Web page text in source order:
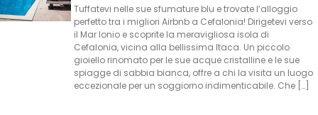
Tuffatevi nelle sue sfumature blu e trovate l’alloggio
perfetto tra i migliori Airbnb a Cefalonia! Dirigetevi verso
il Mar Ionio e scoprite la meravigliosa isola di
Cefalonia, vicina alla bellissima Itaca. Un piccolo
gioiello rinomato per le sue acque cristalline e le sue
spiagge di sabbia bianca, offre a chi la visita un luogo
eccezionale per un soggiorno indimenticabile. Che […]